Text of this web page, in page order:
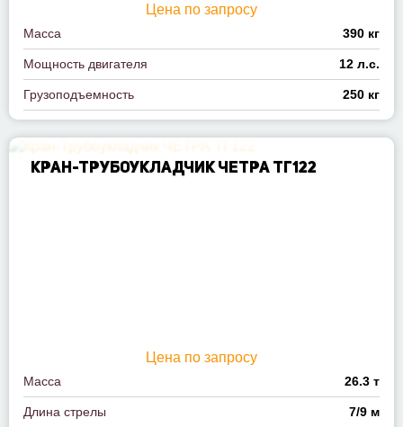
Цена по запросу
Масса 390 кг
Мощность двигателя 12 л.с.
Грузоподъемность 250 кг
КРАН-ТРУБОУКЛАДЧИК ЧЕТРА ТГ122
Цена по запросу
Масса 26.3 т
Длина стрелы 7/9 м